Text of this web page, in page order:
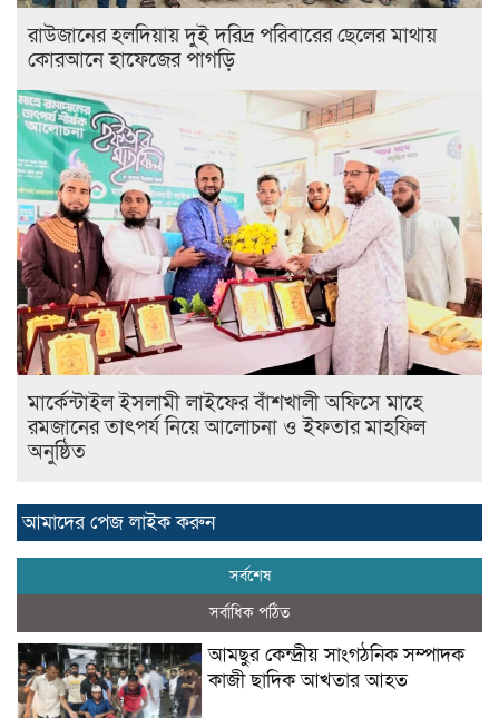
রাউজানের হলদিয়ায় দুই দরিদ্র পরিবারের ছেলের মাথায়
কোরআনে হাফেজের পাগড়ি
মার্কেন্টাইল ইসলামী লাইফের বাঁশখালী অফিসে মাহে
রমজানের তাৎপর্য নিয়ে আলোচনা ও ইফতার মাহফিল
অনুষ্ঠিত
আমাদের পেজ লাইক করুন
সর্বশেষ
সর্বাধিক পঠিত
আমছুর কেন্দ্রীয় সাংগঠনিক সম্পাদক
কাজী ছাদিক আখতার আহত